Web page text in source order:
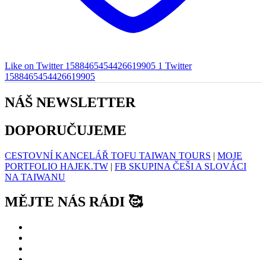
Like on Twitter 1588465454426619905 1 Twitter
1588465454426619905
NÁŠ NEWSLETTER
DOPORUČUJEME
CESTOVNÍ KANCELÁŘ TOFU TAIWAN TOURS | MOJE
PORTFOLIO HAJEK.TW | FB SKUPINA ČEŠI A SLOVÁCI
NA TAIWANU
MĚJTE NÁS RÁDI 🥰